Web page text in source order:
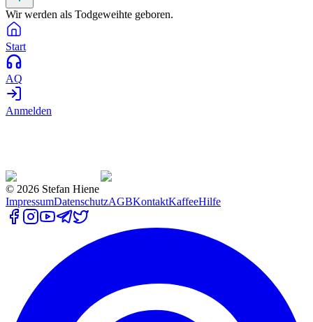
Wir werden als Todgeweihte geboren.
Start
AQ
Anmelden
© 2026 Stefan Hiene
ImpressumDatenschutzAGBKontaktKaffeeHilfe